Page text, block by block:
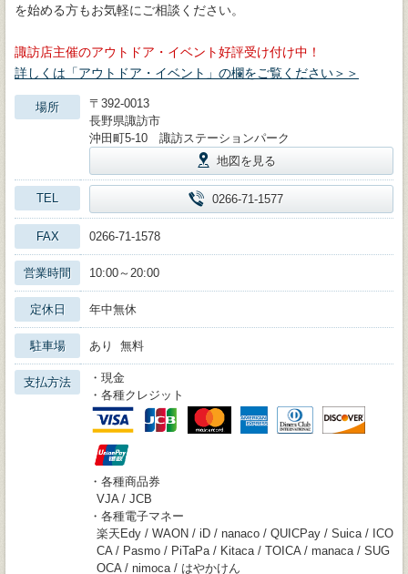
を始める方もお気軽にご相談ください。
諏訪店主催のアウトドア・イベント好評受け付け中！
詳しくは「アウトドア・イベント」の欄をご覧ください＞＞
場所
〒392-0013
長野県諏訪市
沖田町5-10 諏訪ステーションパーク
地図を見る
TEL 0266-71-1577
FAX 0266-71-1578
営業時間 10:00～20:00
定休日 年中無休
駐車場 あり 無料
支払方法
・現金
・各種クレジット
・各種商品券
VJA / JCB
・各種電子マネー
楽天Edy / WAON / iD / nanaco / QUICPay / Suica / ICO
CA / Pasmo / PiTaPa / Kitaca / TOICA / manaca / SUG
OCA / nimoca / はやかけん